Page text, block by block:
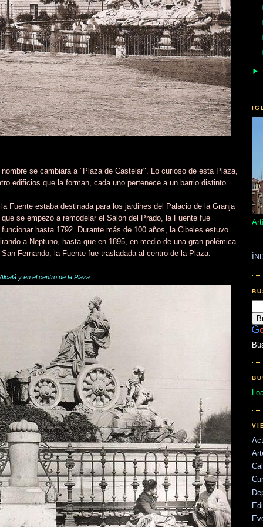
se cambiara a "Plaza de Castelar". Lo curioso de esta Plaza,
edificios que la forman, cada uno pertenece a un barrio distinto.
Fuente estaba destinada para los jardines del Palacio de la Granja
se empezó a remodelar el Salón del Prado, la Fuente fue
hasta 1792. Durante más de 100 años, la Cibeles estuvo
a Neptuno, hasta que en 1895, en medio de una gran polémica
Fernando, la Fuente fue trasladada al centro de la Plaza.
y en el centro de la Plaza